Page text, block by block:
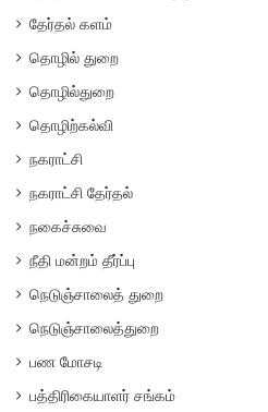
தேர்தல் களம்
தொழில் துறை
தொழில்துறை
தொழிற்கல்வி
நகராட்சி
நகராட்சி தேர்தல்
நகைச்சுவை
நீதி மன்றம் தீர்ப்பு
நெடுஞ்சாலைத் துறை
நெடுஞ்சாலைத்துறை
பண மோசடி
பத்திரிகையாளர் சங்கம்